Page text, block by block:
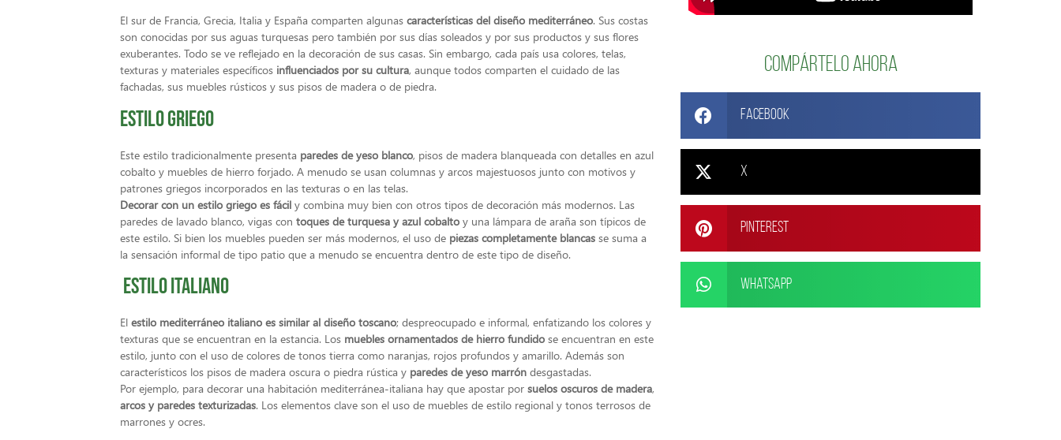
El sur de Francia, Grecia, Italia y España comparten algunas características del diseño mediterráneo. Sus costas
son conocidas por sus aguas turquesas pero también por sus días soleados y por sus productos y sus flores
exuberantes. Todo se ve reflejado en la decoración de sus casas. Sin embargo, cada país usa colores, telas,
texturas y materiales específicos influenciados por su cultura, aunque todos comparten el cuidado de las
fachadas, sus muebles rústicos y sus pisos de madera o de piedra.
Estilo griego
Este estilo tradicionalmente presenta paredes de yeso blanco, pisos de madera blanqueada con detalles en azul
cobalto y muebles de hierro forjado. A menudo se usan columnas y arcos majestuosos junto con motivos y
patrones griegos incorporados en las texturas o en las telas.
Decorar con un estilo griego es fácil y combina muy bien con otros tipos de decoración más modernos. Las
paredes de lavado blanco, vigas con toques de turquesa y azul cobalto y una lámpara de araña son típicos de
este estilo. Si bien los muebles pueden ser más modernos, el uso de piezas completamente blancas se suma a
la sensación informal de tipo patio que a menudo se encuentra dentro de este tipo de diseño.
Estilo italiano
El estilo mediterráneo italiano es similar al diseño toscano; despreocupado e informal, enfatizando los colores y
texturas que se encuentran en la estancia. Los muebles ornamentados de hierro fundido se encuentran en este
estilo, junto con el uso de colores de tonos tierra como naranjas, rojos profundos y amarillo. Además son
característicos los pisos de madera oscura o piedra rústica y paredes de yeso marrón desgastadas.
Por ejemplo, para decorar una habitación mediterránea-italiana hay que apostar por suelos oscuros de madera,
arcos y paredes texturizadas. Los elementos clave son el uso de muebles de estilo regional y tonos terrosos de
marrones y ocres.
Compártelo ahora
Facebook
X
Pinterest
WhatsApp